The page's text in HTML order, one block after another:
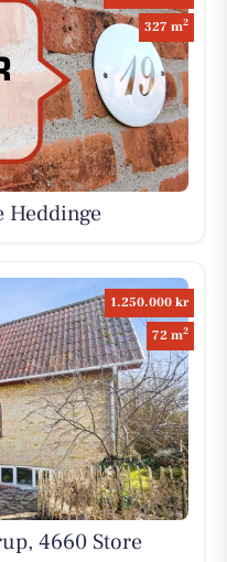
327 m2
Heddinge
1.250.000 kr
72 m2
4660 Store